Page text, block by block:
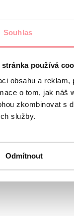
Souhlas
stránka používá
obsahu a
o tom, jak náš
zkombinovat s
služby.
Odmítnout